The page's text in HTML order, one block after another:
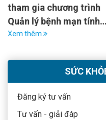
tham gia chương trình
Quản lý bệnh mạn tính
tại Bệnh viện Lão khoa
Xem thêm
SỨC
Đăng ký tư vấn
Tư vấn - giải đáp